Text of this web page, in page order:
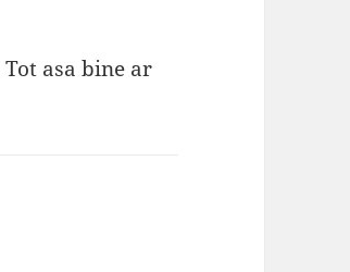
asa bine ar